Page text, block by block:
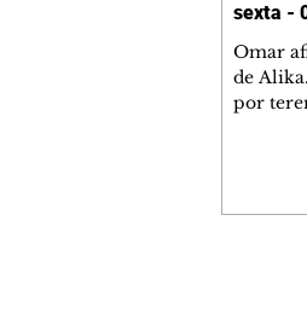
sexta -
Omar
de
por